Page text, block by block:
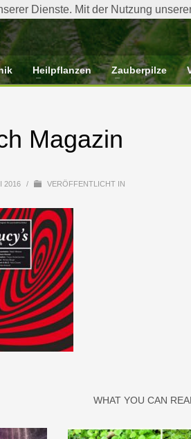
Heilpflanzen Zauberpilze
Magazin
2016 / VERÖFFENTLICHT IN
WHAT YOU CAN
Dienste. Mit der Nutzung